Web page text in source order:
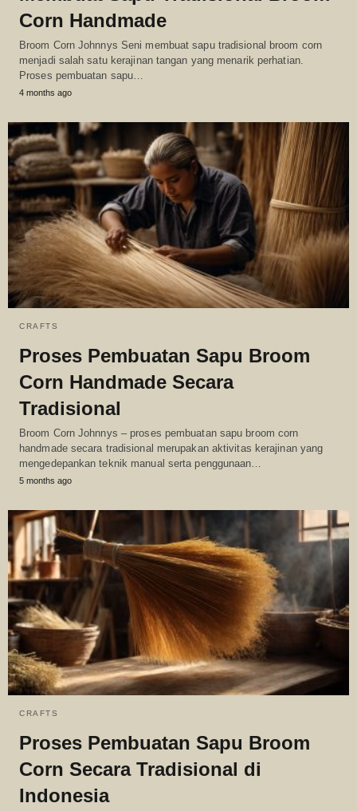
Corn Handmade
Broom Corn Johnnys Seni membuat sapu tradisional broom corn
menjadi salah satu kerajinan tangan yang menarik perhatian.
Proses pembuatan sapu…
4 months ago
CRAFTS
Proses Pembuatan Sapu Broom
Corn Handmade Secara
Tradisional
Broom Corn Johnnys – proses pembuatan sapu broom corn
handmade secara tradisional merupakan aktivitas kerajinan yang
mengedepankan teknik manual serta penggunaan…
5 months ago
CRAFTS
Proses Pembuatan Sapu Broom
Corn Secara Tradisional di
Indonesia